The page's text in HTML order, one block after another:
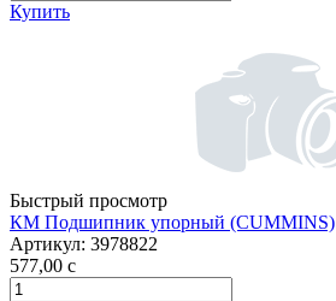
Купить
Быстрый просмотр
КМ Подшипник упорный (CUMMINS)
Артикул: 3978822
577,00 c